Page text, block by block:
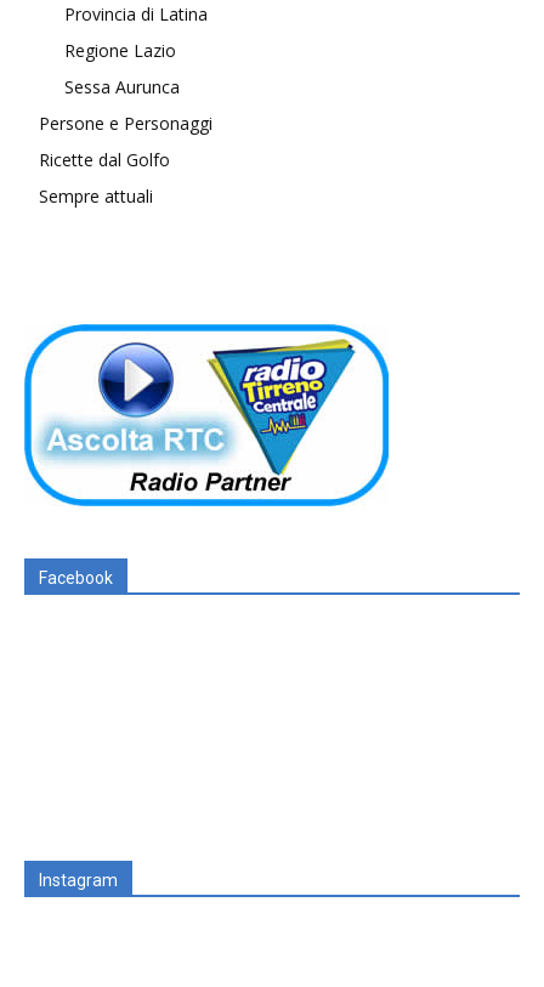
Provincia di Latina
Regione Lazio
Sessa Aurunca
Persone e Personaggi
Ricette dal Golfo
Sempre attuali
Facebook
Instagram